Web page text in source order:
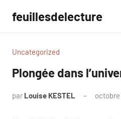
contenu
feuillesdelecture
Uncategorized
Plongée dans
par Louise KESTEL octobre